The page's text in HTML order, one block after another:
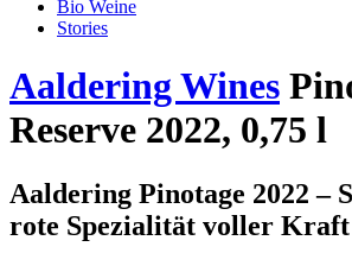
Bio Weine
Stories
Aaldering Wines
Reserve 2022, 0,75 l
Aaldering Pinotage 2022 –
rote Spezialität voller